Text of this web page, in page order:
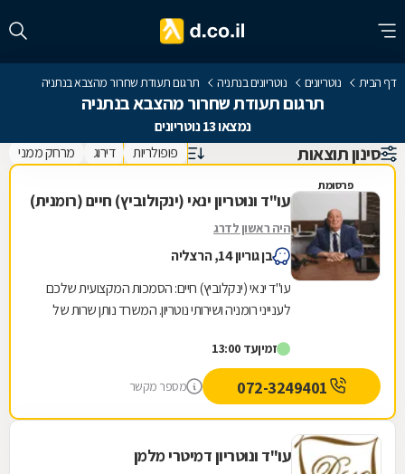
דף הבית נוטריונים נוטריונים בנתניה תרגום תעודת שחרור מהצבא בנתניה
תרגום תעודת שחרור מהצבא בנתניה
נמצאו 13 נוטריונים
סינון תוצאות פופולריות דירוג מרחק ממני
פרסומת
עו"ד ונוטריון ינאי (ינקולוביץ) חיים (רומנית)
היה ראשון לדרג
בן גוריון 14, הרצליה
עו"ד ינאי (ינקלוביץ) חיים: הסמכות המקצועית שלכם
לענייני רומניה ושירותי נוטריון. המשרד נותן שרות של
זמיןעד 13:00
מספר מקשר
עו"ד ונוטריון דמיטרי מלמן